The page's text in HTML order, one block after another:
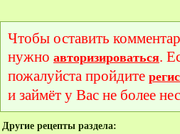
Чтобы оставить
нужно авторизироваться.
пожалуйста пройдите
и займёт у Вас не более
Другие рецепты раздела: